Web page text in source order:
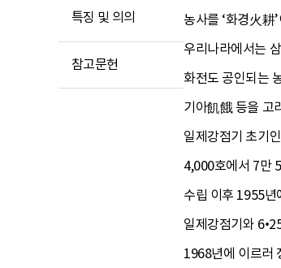
특징 및 의의
참고문헌
농사를 ‘화경火耕
우리나라에서는
화전도 공인되는
기아飢餓 등을 고
일제강점기 초기
4,000호에서 7만
수립 이후 1955년
일제강점기와
1968년에 이르러